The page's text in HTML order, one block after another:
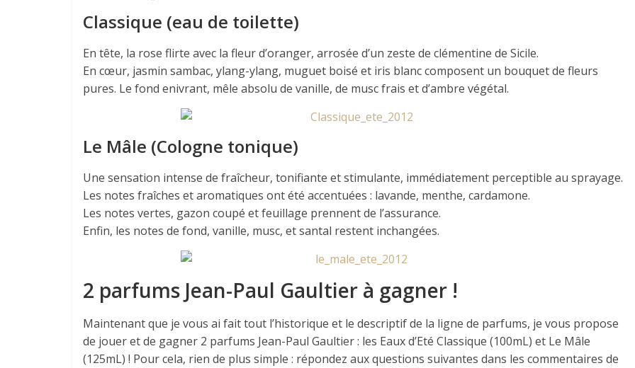
Classique (eau de toilette)
En tête, la rose flirte avec la fleur d’oranger, arrosée d’un zeste de clémentine de Sicile.
En cœur, jasmin sambac, ylang-ylang, muguet boisé et iris blanc composent un bouquet de fleurs
pures. Le fond enivrant, mêle absolu de vanille, de musc frais et d’ambre végétal.
Le Mâle (Cologne tonique)
Une sensation intense de fraîcheur, tonifiante et stimulante, immédiatement perceptible au sprayage.
Les notes fraîches et aromatiques ont été accentuées : lavande, menthe, cardamone.
Les notes vertes, gazon coupé et feuillage prennent de l’assurance.
Enfin, les notes de fond, vanille, musc, et santal restent inchangées.
2 parfums Jean-Paul Gaultier à gagner !
Maintenant que je vous ai fait tout l’historique et le descriptif de la ligne de parfums, je vous propose
de jouer et de gagner 2 parfums Jean-Paul Gaultier : les Eaux d’Eté Classique (100mL) et Le Mâle
(125mL) ! Pour cela, rien de plus simple : répondez aux questions suivantes dans les commentaires de